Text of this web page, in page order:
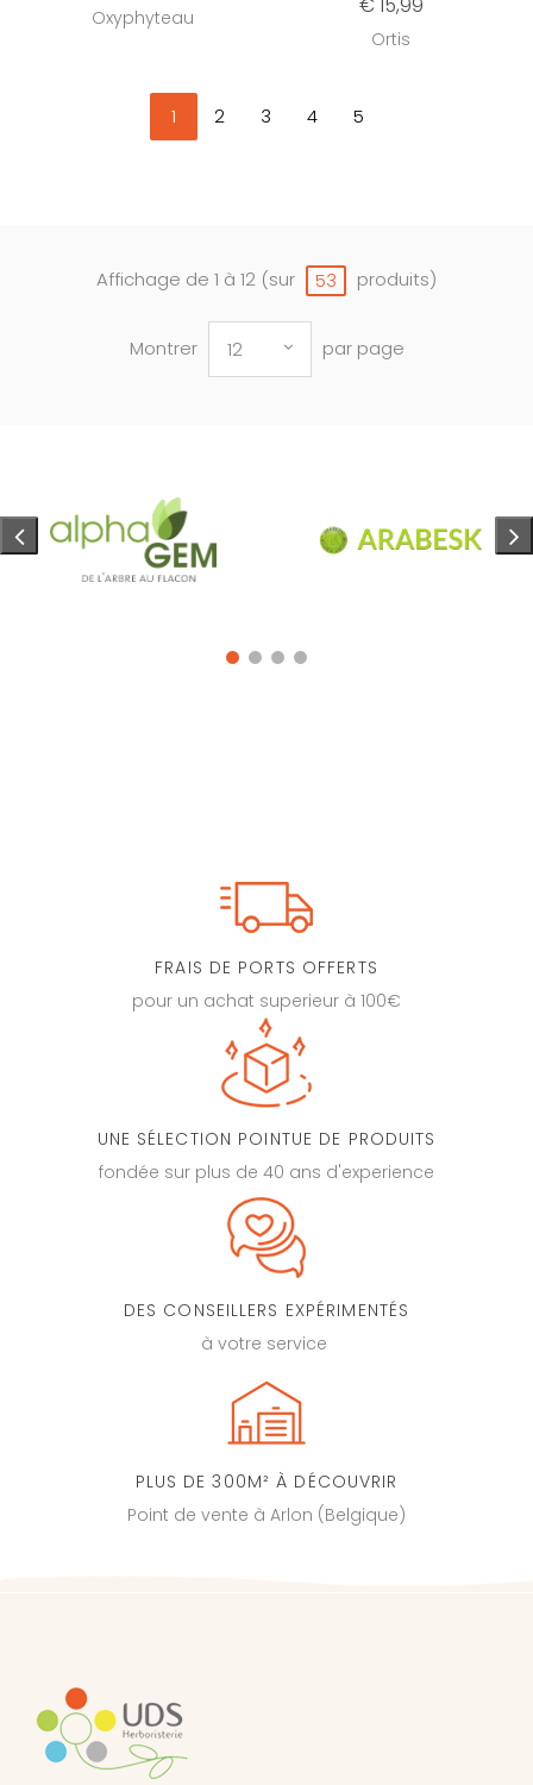
Oxyphyteau € 15,99
Ortis
1 2 3 4 5
Affichage de 1 à 12 (sur 53 produits)
Montrer 12 par page
FRAIS DE PORTS OFFERTS
pour un achat superieur à 100€
UNE SÉLECTION POINTUE DE PRODUITS
fondée sur plus de 40 ans d'experience
DES CONSEILLERS EXPÉRIMENTÉS
à votre service
PLUS DE 300M² À DÉCOUVRIR
Point de vente à Arlon (Belgique)